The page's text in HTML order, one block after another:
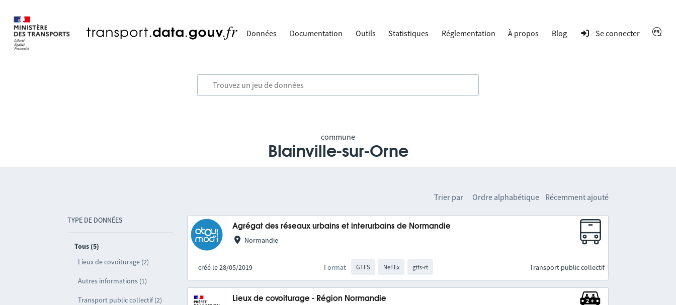
Données Documentation Outils Statistiques Réglementation À propos Blog Se connecter
commune
Blainville-sur-Orne
TYPE DE DONNÉES
Tous (5)
Lieux de covoiturage (2)
Autres informations (1)
Transport public collectif (2)
Trier par Ordre alphabétique Récemment ajouté
Agrégat des réseaux urbains et interurbains de Normandie
Normandie
créé le 28/05/2019 Format GTFS NeTEx gtfs-rt Transport public collectif
Lieux de covoiturage - Région Normandie